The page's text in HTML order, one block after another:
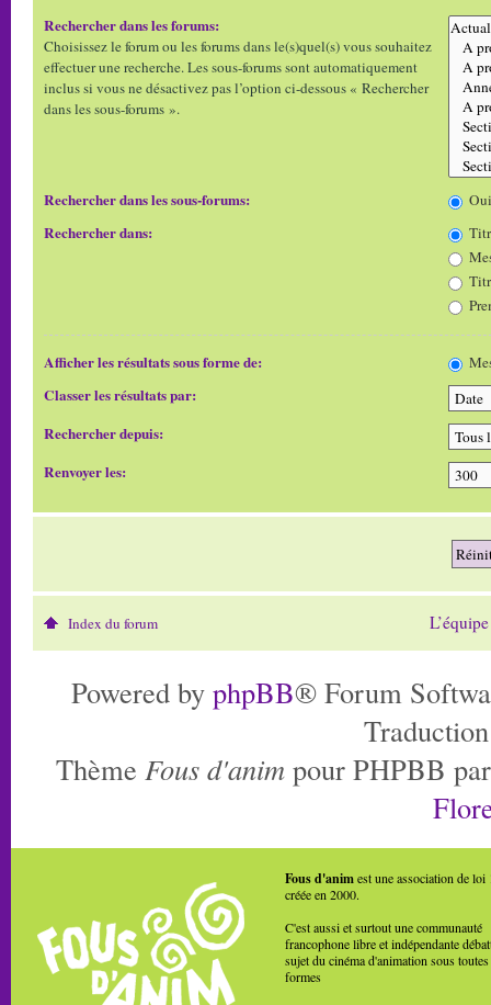
Rechercher dans les forums:
Choisissez le forum ou les forums dans le(s)quel(s) vous souhaitez
effectuer une recherche. Les sous-forums sont automatiquement
inclus si vous ne désactivez pas l’option ci-dessous « Rechercher
dans les sous-forums ».
Rechercher dans les sous-forums: Oui
Rechercher dans:
Afficher les résultats sous forme de:
Classer les résultats par:
Rechercher depuis:
Renvoyer les:
Index du forum
Powered by phpBB® Forum
Thème Fous d'anim pour PHPBB
Fous d'animest une association de loi
créée en 2000.
C'est aussi et surtout une communauté
francophone libre et indépendante
sujet du cinéma d'animation sous toutes
formes